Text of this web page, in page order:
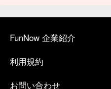
FunNow 企業紹介
利用規約
お問い合わせ